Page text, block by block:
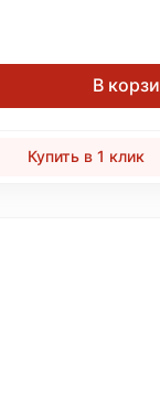
В
Купить в 1 клик